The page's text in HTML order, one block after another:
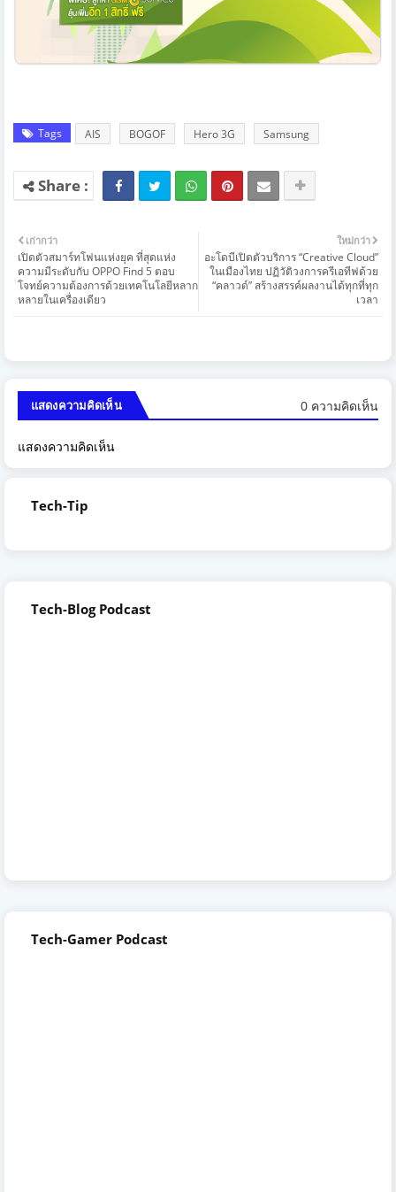
Tags AIS BOGOF Hero 3G Samsung
ใหม่กว่า
อะโดบีเปิดตัวบริการ “Creative Cloud”
ในเมืองไทย ปฏิวัติวงการครีเอทีฟด้วย
“คลาวด์” สร้างสรรค์ผลงานได้ทุกที่ทุก
เวลา
เก่ากว่า
เปิดตัวสมาร์ทโฟนแห่งยุค ที่สุดแห่ง
ความมีระดับกับ OPPO Find 5 ตอบ
โจทย์ความต้องการด้วยเทคโนโลยีหลาก
หลายในเครื่องเดียว
แสดงความคิดเห็น 0 ความคิดเห็น
แสดงความคิดเห็น
Tech-Tip
Tech-Blog Podcast
Tech-Gamer Podcast